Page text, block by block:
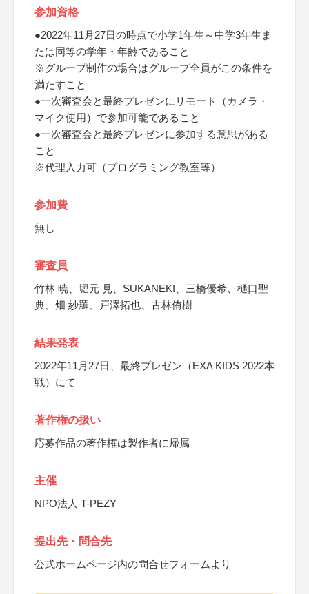
参加資格
●2022年11月27日の時点で小学1年生～中学3年生ま
たは同等の学年・年齢であること
※グループ制作の場合はグループ全員がこの条件を
満たすこと
●一次審査会と最終プレゼンにリモート（カメラ・
マイク使用）で参加可能であること
●一次審査会と最終プレゼンに参加する意思がある
こと
※代理入力可（プログラミング教室等）
参加費
無し
審査員
竹林 暁、堀元 見、SUKANEKI、三橋優希、樋口聖
典、畑 紗羅、戸澤拓也、古林侑樹
結果発表
2022年11月27日、最終プレゼン（EXA KIDS 2022本
戦）にて
著作権の扱い
応募作品の著作権は製作者に帰属
主催
NPO法人 T-PEZY
提出先・問合先
公式ホームページ内の問合せフォームより